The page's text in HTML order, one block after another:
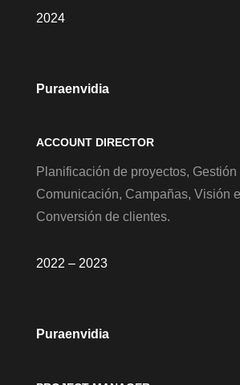
2024
Puraenvidia
ACCOUNT DIRECTOR
Planificación de proyectos, Gestión
Comunicación, Campañas, Visión
Conversión de clientes.
2022 – 2023
Puraenvidia